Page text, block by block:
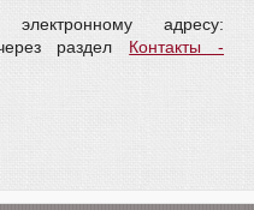
адресу:
раздел Контакты -